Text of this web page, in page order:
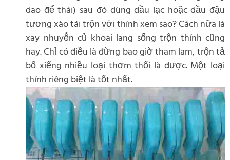
dao để thái) sau đó dùng dầu lạc hoặc dầu đậu
tương xào tái trộn với thính xem sao? Cách nữa là
xay nhuyễn củ khoai lang sống trộn thính cũng
hay. Chỉ có điều là đừng bao giờ tham lam, trộn tả
bổ xiểng nhiều loại thơm thối là được. Một loại
thính riêng biệt là tốt nhất.